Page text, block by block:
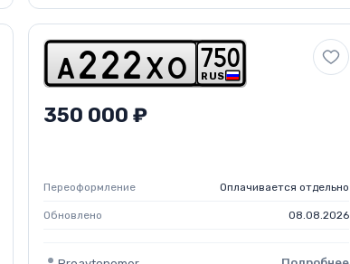
a 2 2 2 x o RUS
750
350 000 ₽
Переоформление Оплачивается отдельно
Обновлено 08.08.2026